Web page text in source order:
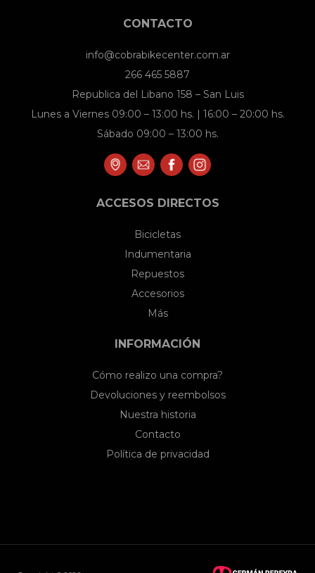
CONTACTO
info@cobrabikecenter.com.ar
266 465 5887
Republica del Libano 158 – San Luis
Lunes a Viernes 09:00 – 13:00 hs. | 16:00 – 20:00 hs.
Sábado 09:00 – 13:00 hs.
ACCESOS DIRECTOS
Bicicletas
Indumentaria
Repuestos
Accesorios
Más
INFORMACIÓN
Cómo realizo una compra?
Devoluciones y reembolsos
Nuestra historia
Contacto
Política de privacidad